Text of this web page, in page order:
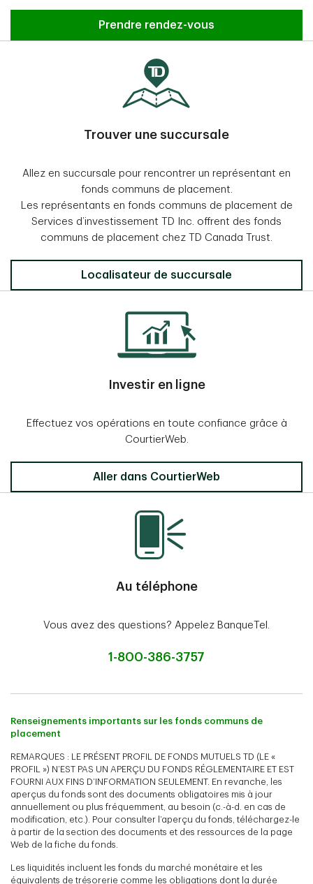
Prendre rendez-vous
Trouver une succursale
Allez en succursale pour rencontrer un représentant en
fonds communs de placement.
Les représentants en fonds communs de placement de
Services d’investissement TD Inc. offrent des fonds
communs de placement chez TD Canada Trust.
Localisateur de succursale
Investir en ligne
Effectuez vos opérations en toute confiance grâce à
CourtierWeb.
Aller dans CourtierWeb
Au téléphone
Vous avez des questions? Appelez BanqueTel.
1-800-386-3757
Renseignements importants sur les fonds communs de
placement
REMARQUES : LE PRÉSENT PROFIL DE FONDS MUTUELS TD (LE «
PROFIL ») N’EST PAS UN APERÇU DU FONDS RÉGLEMENTAIRE ET EST
FOURNI AUX FINS D’INFORMATION SEULEMENT. En revanche, les
aperçus du fonds sont des documents obligatoires mis à jour
annuellement ou plus fréquemment, au besoin (c.-à-d. en cas de
modification, etc.). Pour consulter l’aperçu du fonds, téléchargez-le
à partir de la section des documents et des ressources de la page
Web de la fiche du fonds.
Les liquidités incluent les fonds du marché monétaire et les
équivalents de trésorerie comme les obligations dont la durée